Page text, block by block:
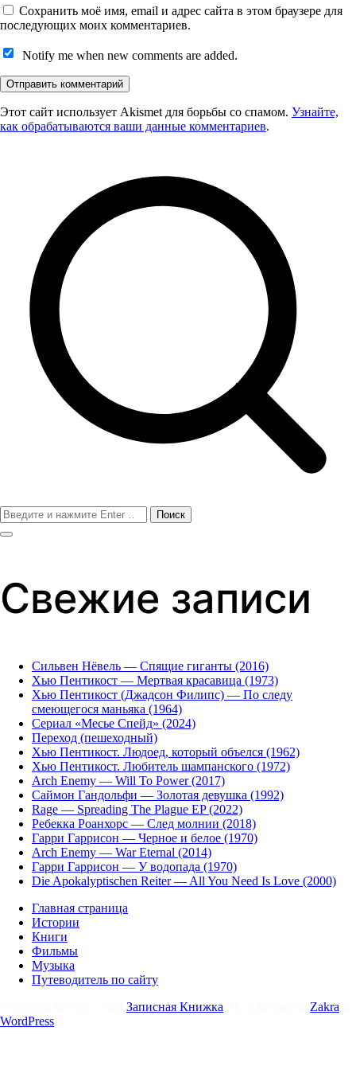
Сохранить моё имя, email и адрес сайта в этом браузере для
последующих моих комментариев.
Notify me when new comments are added.
Этот сайт использует Akismet для борьбы со спамом. Узнайте,
как обрабатываются ваши данные комментариев.
Поиск
для:
Свежие записи
Сильвен Нёвель — Спящие гиганты (2016)
Хью Пентикост — Мертвая красавица (1973)
Хью Пентикост (Джадсон Филипс) — По следу
смеющегося маньяка (1964)
Сериал «Месье Спейд» (2024)
Переход (пешеходный)
Хью Пентикост. Людоед, который объелся (1962)
Хью Пентикост. Любитель шампанского (1972)
Arch Enemy — Will To Power (2017)
Саймон Гандольфи — Золотая девушка (1992)
Rage — Spreading The Plague EP (2022)
Ребекка Роанхорс — След молнии (2018)
Гарри Гаррисон — Черное и белое (1970)
Arch Enemy — War Eternal (2014)
Гарри Гаррисон — У водопада (1970)
Die Apokalyptischen Reiter — All You Need Is Love (2000)
Главная страница
Истории
Книги
Фильмы
Музыка
Путеводитель по сайту
Записная Книжка Zakra
WordPress